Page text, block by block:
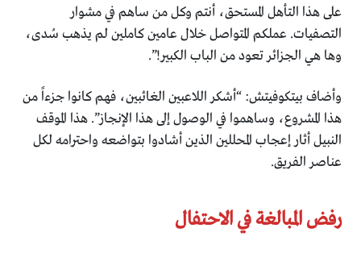
على هذا التأهل المستحق، أنتم وكل من ساهم في مشوار
التصفيات. عملكم المتواصل خلال عامين كاملين لم يذهب سُدى،
وها هي الجزائر تعود من الباب الكبير!”.
وأضاف بيتكوفيتش: “أشكر اللاعبين الغائبين، فهم كانوا جزءاً من
هذا المشروع، وساهموا في الوصول إلى هذا الإنجاز”. هذا الموقف
النبيل أثار إعجاب المحللين الذين أشادوا بتواضعه واحترامه لكل
عناصر الفريق.
رفض المبالغة في الاحتفال